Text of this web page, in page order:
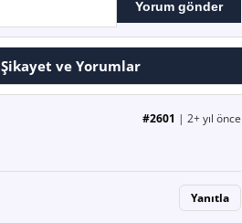
Şikayet ve Yorumlar
#2601 | 2+ yıl önce
Yanıtla